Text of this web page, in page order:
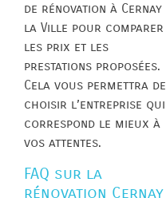
de rénovation à Cernay
la Ville pour comparer
les prix et les
prestations proposées.
Cela vous permettra de
choisir l’entreprise qui
correspond le mieux à
vos attentes.
FAQ sur la
rénovation Cernay